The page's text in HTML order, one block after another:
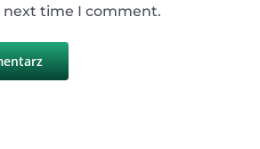
time I comment.